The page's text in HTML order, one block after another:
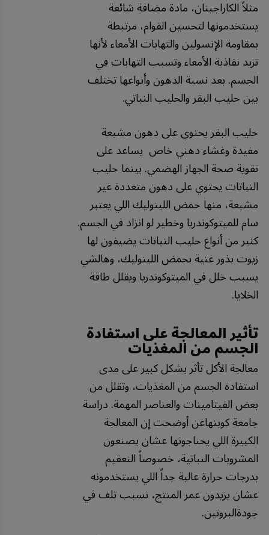
مثلاً الكاراجينان، مادة مضافة شائعة
يستخدمونها لتحسين القوام، مرتبطة
بمقاومة الإنسولين والتهابات الأمعاء لأنها
تزيد نفاذية الأمعاء وتسبب التهابات في
الجسم. بعد نسبة الدهون وأنواعها تختلف
بين حليب البقر والحليب النباتي.
حليب البقر يحتوي على دهون مشبعة
مفيدة وغشاء دهني خاص يساعد على
تقوية صحة الجهاز الهضمي. بينما حليب
النباتات يحتوي على دهون متعددة غير
مشبعة، منها حمض اللينوليك اللي يعتبر
سام للميتوكوندريا وخطير لو انزاد في الجسم.
كثير من أنواع حليب النباتات يضيفون لها
زيوت بذور غنية بحمض اللينوليك، وهالشي
يسبب خلل في الميتوكوندريا ويقلل طاقة
الخلايا.
تأثير المعالجة على استفادة
الجسم من المغذيات
معالجة الأكل تأثر بشكل كبير على مدى
استفادة الجسم من المغذيات، وتقلل من
بعض الفيتامينات والعناصر المهمة. دراسة
جامعة كوبنهاغن أوضحت إن المعالجة
الكبيرة اللي يحتاجونها عشان يصنعون
المشروبات النباتية، خصوصاً التعقيم
بدرجات حرارة عالية جداً اللي يستخدمونه
عشان يزيدون عمر المنتج، تسبب تلف في
جودةالبروتين.